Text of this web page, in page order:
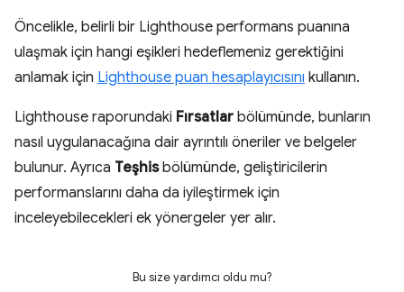
Öncelikle, belirli bir Lighthouse performans puanına
ulaşmak için hangi eşikleri hedeflemeniz gerektiğini
anlamak için Lighthouse puan hesaplayıcısını kullanın.
Lighthouse raporundaki Fırsatlar bölümünde, bunların
nasıl uygulanacağına dair ayrıntılı öneriler ve belgeler
bulunur. Ayrıca Teşhisbölümünde, geliştiricilerin
performanslarını daha da iyileştirmek için
inceleyebilecekleri ek yönergeler yer alır.
Bu size yardımcı oldu mu?